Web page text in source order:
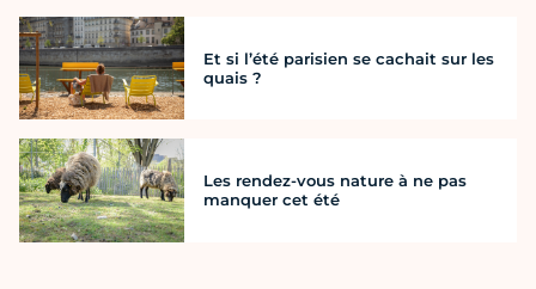
Et si l’été parisien se cachait sur les
quais ?
Les rendez-vous nature à ne pas
manquer cet été